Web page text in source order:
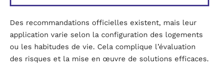
Des recommandations officielles existent, mais leur
application varie selon la configuration des logements
ou les habitudes de vie. Cela complique l’évaluation
des risques et la mise en œuvre de solutions efficaces.